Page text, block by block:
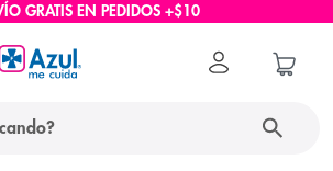
GRATIS EN PEDIDOS +$10